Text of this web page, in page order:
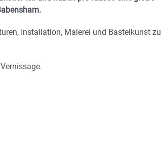
Installation, Malerei und Bastelkunst zu